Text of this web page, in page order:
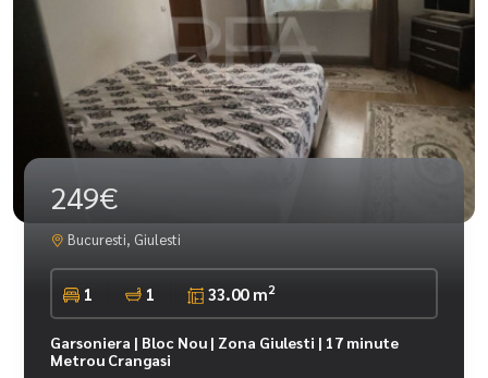
249€
Bucuresti, Giulesti
1 1 33.00 m2
Garsoniera | Bloc Nou | Zona Giulesti | 17 minute
Metrou Crangasi